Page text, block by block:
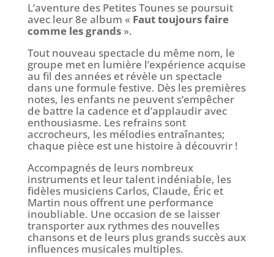
L’aventure des Petites Tounes se poursuit
avec leur 8e album « Faut toujours faire
comme les grands».
Tout nouveau spectacle du même nom, le
groupe met en lumière l’expérience acquise
au fil des années et révèle un spectacle
dans une formule festive. Dès les premières
notes, les enfants ne peuvent s’empêcher
de battre la cadence et d’applaudir avec
enthousiasme. Les refrains sont
accrocheurs, les mélodies entraînantes;
chaque pièce est une histoire à découvrir !
Accompagnés de leurs nombreux
instruments et leur talent indéniable, les
fidèles musiciens Carlos, Claude, Éric et
Martin nous offrent une performance
inoubliable. Une occasion de se laisser
transporter aux rythmes des nouvelles
chansons et de leurs plus grands succès aux
influences musicales multiples.